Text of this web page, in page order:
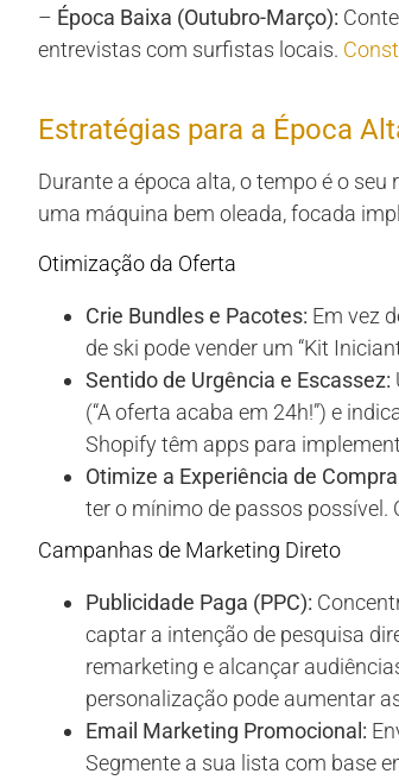
– Época Baixa (Outubro-Março):
entrevistas com surfistas locais.
Estratégias para a Época
Durante a época alta, o tempo é o seu
uma máquina bem oleada, focada
Otimização da Oferta
Crie Bundles e Pacotes: Em vez
de ski pode vender um “Kit
Sentido de Urgência e Escassez:
(“A oferta acaba em 24h!”) e
Shopify têm apps para
Otimize a Experiência de
ter o mínimo de passos possível.
Campanhas de Marketing Direto
Publicidade Paga (PPC):
captar a intenção de pesquisa
remarketing e alcançar
personalização pode aumentar
Email Marketing Promocional:
Segmente a sua lista com base